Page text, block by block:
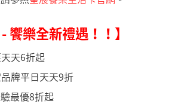
饗樂全新禮遇！！】
天6折起
牌平日天天9折
最優8折起